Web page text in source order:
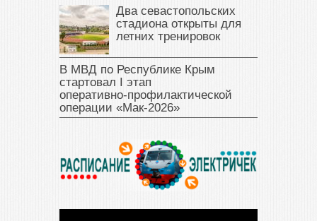
Два севастопольских
стадиона открыты для
летних тренировок
В МВД по Республике Крым
стартовал I этап
оперативно‑профилактической
операции «Мак‑2026»